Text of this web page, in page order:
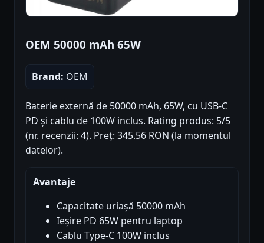
OEM 50000 mAh 65W
Brand: OEM
Baterie externă de 50000 mAh, 65W, cu USB-C
PD și cablu de 100W inclus. Rating produs: 5/5
(nr. recenzii: 4). Preț: 345.56 RON (la momentul
datelor).
Avantaje
Capacitate uriașă 50000 mAh
Ieșire PD 65W pentru laptop
Cablu Type-C 100W inclus